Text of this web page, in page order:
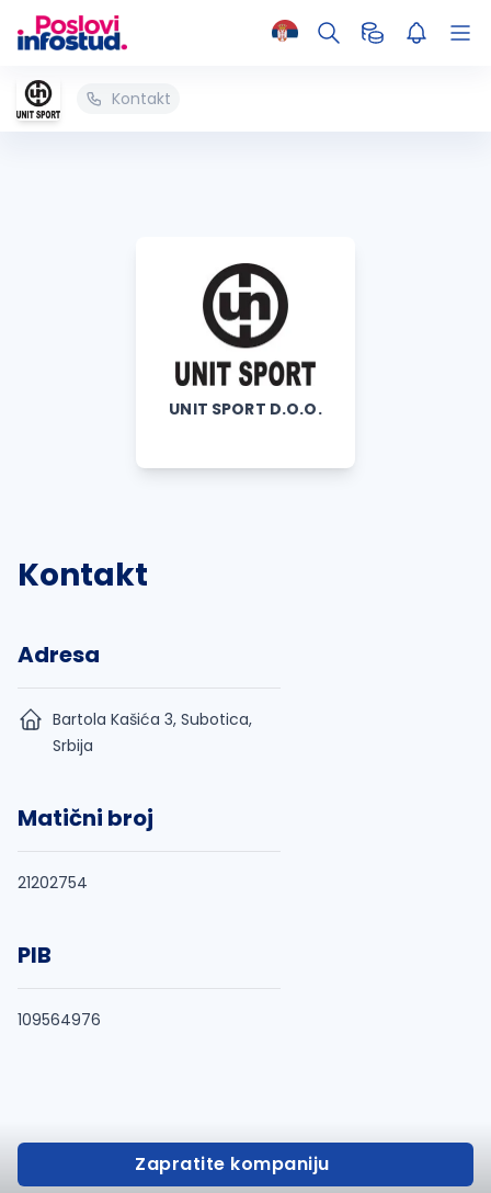
Kontakt
UNIT SPORT D.O.O.
Kontakt
Adresa
Bartola Kašića 3, Subotica,
Srbija
Matični broj
21202754
PIB
109564976
Zapratite kompaniju